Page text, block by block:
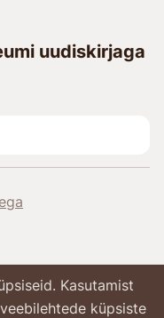
uudiskirjaga
Kasutamist
küpsiste